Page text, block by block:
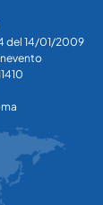
del 14/01/2009